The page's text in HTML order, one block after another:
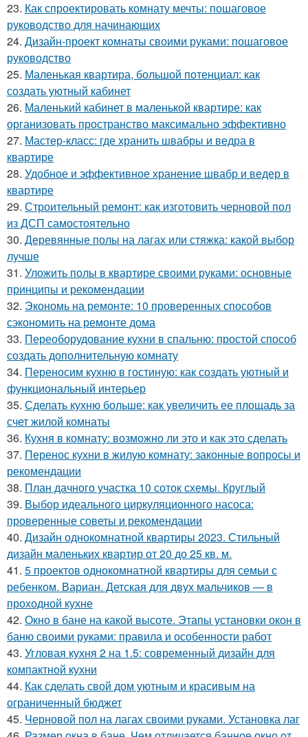
23. Как спроектировать комнату мечты: пошаговое
руководство для начинающих
24. Дизайн-проект комнаты своими руками: пошаговое
руководство
25. Маленькая квартира, большой потенциал: как
создать уютный кабинет
26. Маленький кабинет в маленькой квартире: как
организовать пространство максимально эффективно
27. Мастер-класс: где хранить швабры и ведра в
квартире
28. Удобное и эффективное хранение швабр и ведер в
квартире
29. Строительный ремонт: как изготовить черновой пол
из ДСП самостоятельно
30. Деревянные полы на лагах или стяжка: какой выбор
лучше
31. Уложить полы в квартире своими руками: основные
принципы и рекомендации
32. Экономь на ремонте: 10 проверенных способов
сэкономить на ремонте дома
33. Переоборудование кухни в спальню: простой способ
создать дополнительную комнату
34. Переносим кухню в гостиную: как создать уютный и
функциональный интерьер
35. Сделать кухню больше: как увеличить ее площадь за
счет жилой комнаты
36. Кухня в комнату: возможно ли это и как это сделать
37. Перенос кухни в жилую комнату: законные вопросы и
рекомендации
38. План дачного участка 10 соток схемы. Круглый
39. Выбор идеального циркуляционного насоса:
проверенные советы и рекомендации
40. Дизайн однокомнатной квартиры 2023. Стильный
дизайн маленьких квартир от 20 до 25 кв. м.
41. 5 проектов однокомнатной квартиры для семьи с
ребенком. Вариан. Детская для двух мальчиков — в
проходной кухне
42. Окно в бане на какой высоте. Этапы установки окон в
баню своими руками: правила и особенности работ
43. Угловая кухня 2 на 1.5: современный дизайн для
компактной кухни
44. Как сделать свой дом уютным и красивым на
ограниченный бюджет
45. Черновой пол на лагах своими руками. Установка лаг